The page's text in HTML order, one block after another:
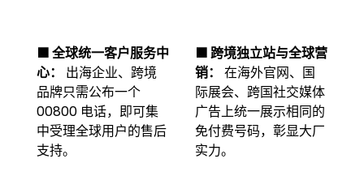
🟩全球统一客户服务中
心：
出海企业、跨境
品牌只需公布一个
00800 电话，即可集
中受理全球用户的售后
支持。
🟩跨境独立站与全球营
销：
在海外官网、国
际展会、跨国社交媒体
广告上统一展示相同的
免付费号码，彰显大厂
实力。